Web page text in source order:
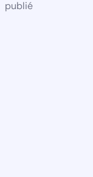
publié